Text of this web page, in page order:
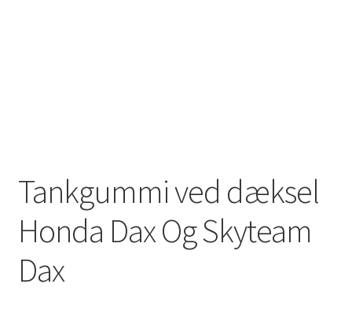
Tankgummi ved dæksel
Honda Dax Og Skyteam
Dax